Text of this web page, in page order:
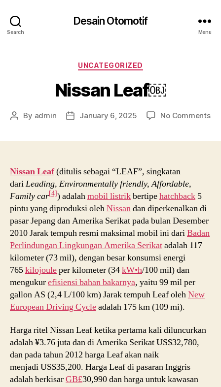
Search
Desain Otomotif
Menu
Categories
UNCATEGORIZED
Nissan Leaf￼
Post
By admin
PostJanuary 6, 2025 No Commentson
Nissan Leaf(ditulis sebagai “LEAF”, singkatan
dariLeading, Environmentally friendly, Affordable,
Family car[4]) adalahmobil listrikbertipehatchback 5
pintu yang diproduksi olehNissandan diperkenalkan di
pasar Jepang dan Amerika Serikat pada bulan Desember
2010 Jarak tempuh resmi maksimal mobil ini dariBadan
Perlindungan Lingkungan Amerika Serikatadalah 117
kilometer (73 mil), dengan besar konsumsi energi
765kilojouleper kilometer (34kW•h/100 mil) dan
mengukurefisiensi bahan bakarnya, yaitu 99 mil per
gallon AS (2,4 L/100 km) Jarak tempuh Leaf olehNew
European Driving Cycleadalah 175 km (109 mi).
Harga ritel Nissan Leaf ketika pertama kali diluncurkan
adalah ¥3.76 juta dan di Amerika Serikat US$32,780,
dan pada tahun 2012 harga Leaf akan naik
menjadi US$35,200. Harga Leaf di pasaran Inggris
adalah berkisarGB£30,990 dan harga untuk kawasan